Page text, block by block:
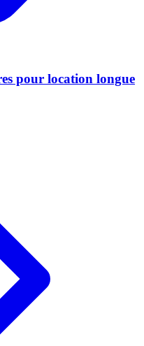
pour location longue